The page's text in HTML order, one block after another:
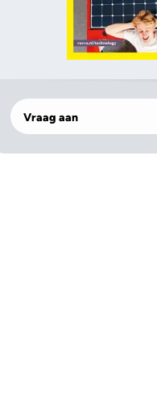
Vraag aan